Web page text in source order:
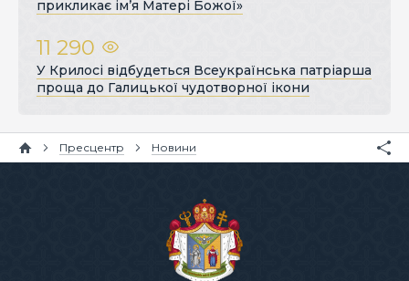
прикликає ім’я Матері Божої»
11 290
У Крилосі відбудеться Всеукраїнська патріарша
проща до Галицької чудотворної ікони
Пресцентр Новини